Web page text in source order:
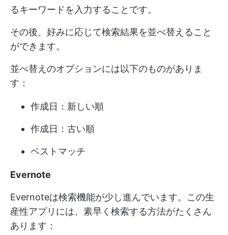
るキーワードを入力することです。
その後、好みに応じて検索結果を並べ替えること
ができます。
並べ替えのオプションには以下のものがありま
す：
作成日：新しい順
作成日：古い順
ベストマッチ
Evernote
Evernoteは検索機能が少し進んでいます。この生
産性アプリには、素早く検索する方法がたくさん
あります：